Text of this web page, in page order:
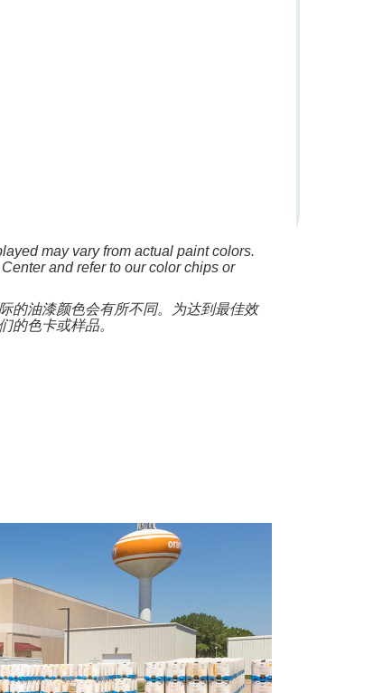
may vary from actual paint colors.
and refer to our color chips or
的油漆颜色会有所不同。为达到最佳效
的色卡或样品。